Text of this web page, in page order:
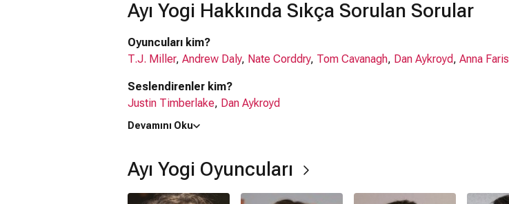
Ayı Yogi Hakkında Sıkça Sorulan Sorular
Oyuncuları kim?
T.J. Miller, Andrew Daly, Nate Corddry, Tom Cavanagh, Dan Aykroyd, Anna Faris
Seslendirenler kim?
Justin Timberlake, Dan Aykroyd
Ne zaman çıktı?
Ayı Yogi filmi nerede çekildi?
Ayı Yogi filmiABD'da çekilmiştir.
Devamını Oku
Ayı Yogi Oyuncuları